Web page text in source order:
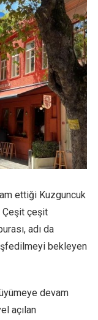
ettiği Kuzguncuk
Çeşit çeşit
adı da
bekleyen
devam
açılan